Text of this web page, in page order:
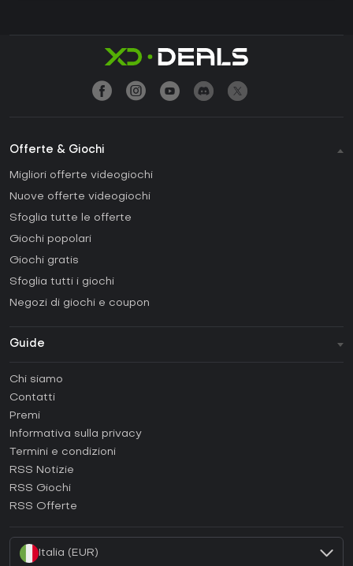
Offerte & Giochi
Migliori offerte videogiochi
Nuove offerte videogiochi
Sfoglia tutte le offerte
Giochi popolari
Giochi gratis
Sfoglia tutti i giochi
Negozi di giochi e coupon
Guide
Come attivare una Steam CD Key?
Come attivare una Epic Games CD Key?
Come attivare una GOG CD Key?
Come attivare una Ubisoft Connect CD Key?
Chi siamo
Contatti
Premi
Informativa sulla privacy
Termini e condizioni
RSS Notizie
RSS Giochi
RSS Offerte
Italia (EUR)